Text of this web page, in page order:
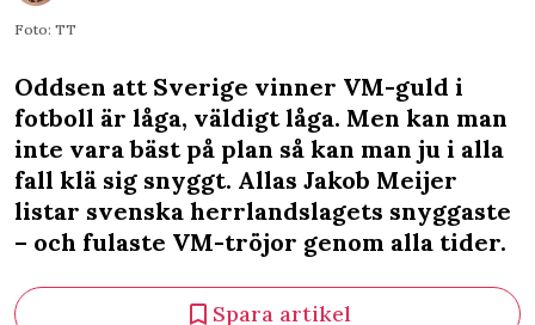
Foto: TT
Oddsen att Sverige vinner VM-guld i
fotboll är låga, väldigt låga. Men kan man
inte vara bäst på plan så kan man ju i alla
fall klä sig snyggt. Allas Jakob Meijer
listar svenska herrlandslagets snyggaste
– och fulaste VM-tröjor genom alla tider.
Spara artikel